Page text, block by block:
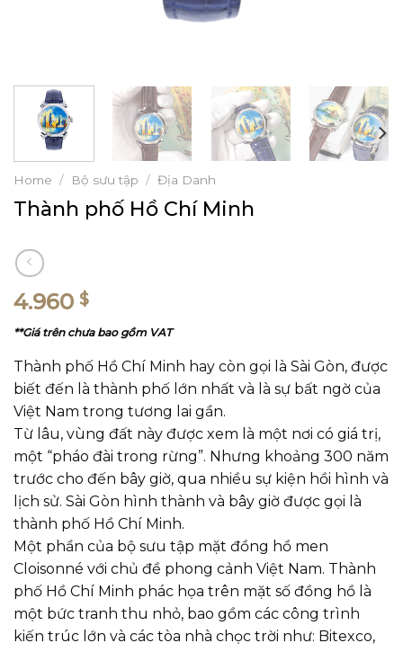
Home / Bộ sưu tập / Địa Danh
Thành phố Hồ Chí Minh
4.960 $
**Giá trên chưa bao gồm VAT
Thành phố Hồ Chí Minh hay còn gọi là Sài Gòn, được
biết đến là thành phố lớn nhất và là sự bất ngờ của
Việt Nam trong tương lai gần.
Từ lâu, vùng đất này được xem là một nơi có giá trị,
một “pháo đài trong rừng”. Nhưng khoảng 300 năm
trước cho đến bây giờ, qua nhiều sự kiện hồi hình và
lịch sử. Sài Gòn hình thành và bây giờ được gọi là
thành phố Hồ Chí Minh.
Một phần của bộ sưu tập mặt đồng hồ men
Cloisonné với chủ đề phong cảnh Việt Nam. Thành
phố Hồ Chí Minh phác họa trên mặt số đồng hồ là
một bức tranh thu nhỏ, bao gồm các công trình
kiến trúc lớn và các tòa nhà chọc trời như: Bitexco,